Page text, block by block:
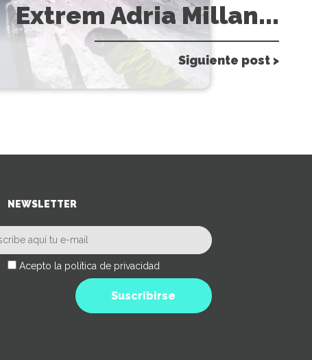
Extrem Adria Millan...
Siguiente post >
NEWSLETTER
Acepto la política de privacidad
Suscribirse